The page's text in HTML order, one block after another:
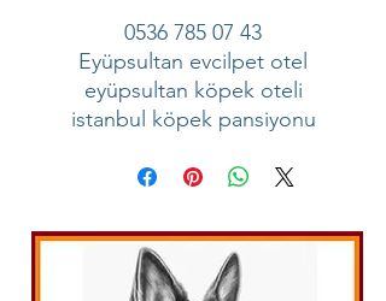
0536 785 07 43
Eyüpsultan evcilpet otel
eyüpsultan köpek oteli
istanbul köpek pansiyonu